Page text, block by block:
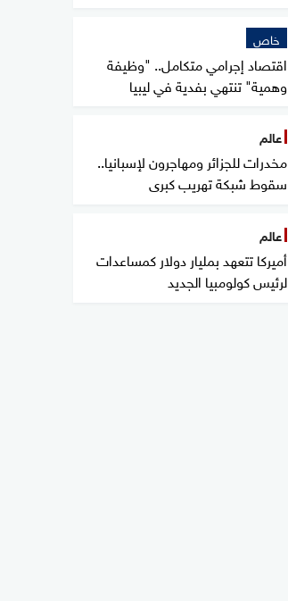
خاص
اقتصاد إجرامي متكامل.. "وظيفة
وهمية" تنتهي بفدية في ليبيا
عالم
مخدرات للجزائر ومهاجرون لإسبانيا..
سقوط شبكة تهريب كبرى
عالم
أميركا تتعهد بمليار دولار كمساعدات
لرئيس كولومبيا الجديد